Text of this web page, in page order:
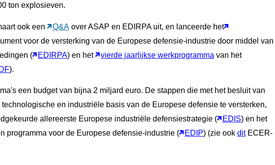
ton explosieven.
ook een Q&A over ASAP en EDIRPA uit, en lanceerde het
voor de versterking van de Europese defensie-industrie door middel van
(
EDIRPA) en het vierde jaarlijkse werkprogramma van het
).
een budget van bijna 2 miljard euro. De stappen die met het besluit van
en industriële basis van de Europese defensie te versterken,
allereerste Europese industriële defensiestrategie (
EDIS) en het
programma voor de Europese defensie-industrie (
EDIP) (zie ook ditECER-